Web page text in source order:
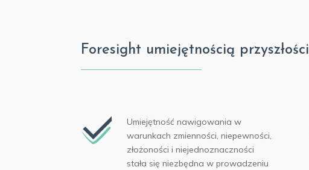
Foresight umiejętnością przyszłości
Umiejętność nawigowania w
warunkach zmienności, niepewności,
złożoności i niejednoznaczności
stała się niezbędna w prowadzeniu